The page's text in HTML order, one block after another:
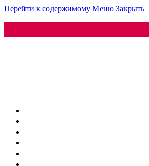
Перейти к содержимому Меню Закрыть